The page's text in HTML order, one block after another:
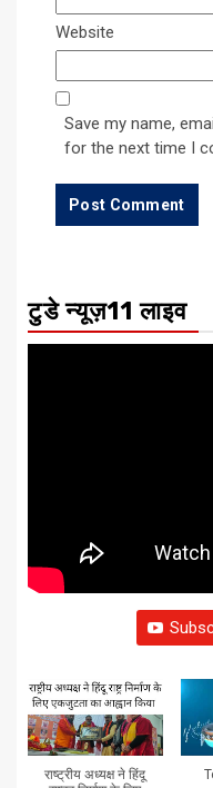
Website
Save my name,
for the next time I
टुडे न्यूज़11 लाइव
राष्ट्रीय अध्यक्ष ने हिंदू